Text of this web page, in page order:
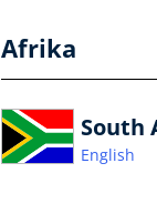
Afrika
South
English